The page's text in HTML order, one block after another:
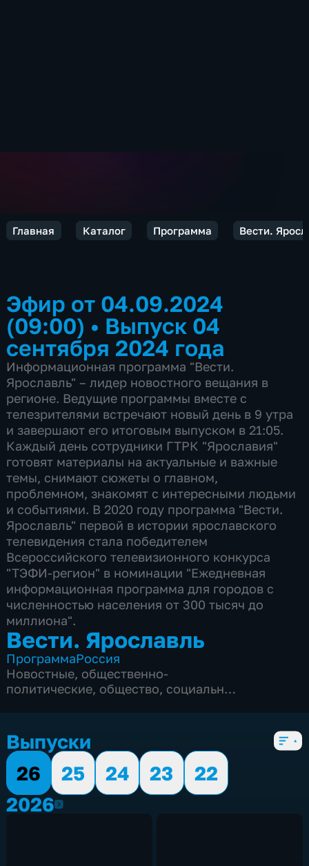
Главная Каталог Программа Вести.
Эфир от 04.09.2024
(09:00) • Выпуск 04
сентября 2024 года
Информационная программа "Вести.
Ярославль" – лидер новостного вещания в
регионе. Ведущие программы вместе с
телезрителями встречают новый день в 9 утра
и завершают его итоговым выпуском в 21:05.
Каждый день сотрудники ГТРК "Ярославия"
готовят материалы на актуальные и важные
темы, снимают сюжеты о главном,
проблемном, знакомят с интересными людьми
и событиями. В 2020 году программа "Вести.
Ярославль" первой в истории ярославского
телевидения стала победителем
Всероссийского телевизионного конкурса
"ТЭФИ-регион" в номинации "Ежедневная
информационная программа для городов с
численностью населения от 300 тысяч до
миллиона".
Вести. Ярославль
ПрограммаРоссия
Новостные, общественно-
политические, общество, социально-
Выпуски
26
25 24 23
22
20262026